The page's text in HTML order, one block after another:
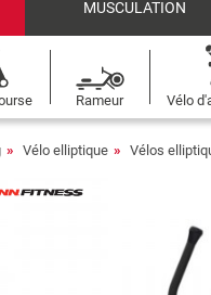
MUSCULATION
Rameur Vélo
Vélo elliptique Vélos